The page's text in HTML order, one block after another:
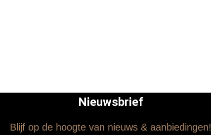
Nieuwsbrief
Blijf op de hoogte van nieuws & aanbiedingen!